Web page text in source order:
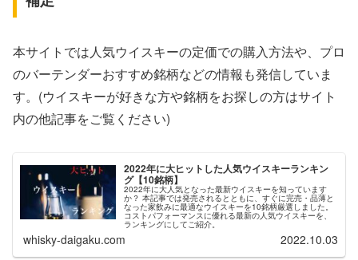
本サイトでは人気ウイスキーの定価での購入方法や、プロ
のバーテンダーおすすめ銘柄などの情報も発信していま
す。(ウイスキーが好きな方や銘柄をお探しの方はサイト
内の他記事をご覧ください)
2022年に大ヒットした人気ウイスキーランキン
グ【10銘柄】
2022年に大人気となった最新ウイスキーを知っています
か？ 本記事では発売されるとともに、すぐに完売・品薄と
なった家飲みに最適なウイスキーを10銘柄厳選しました。
コストパフォーマンスに優れる最新の人気ウイスキーを、
ランキングにしてご紹介。
whisky-daigaku.com 2022.10.03